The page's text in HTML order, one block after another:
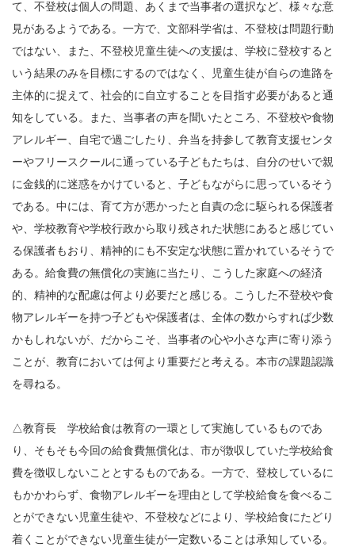
て、不登校は個人の問題、あくまで当事者の選択など、様々な意
見があるようである。一方で、文部科学省は、不登校は問題行動
ではない、また、不登校児童生徒への支援は、学校に登校すると
いう結果のみを目標にするのではなく、児童生徒が自らの進路を
主体的に捉えて、社会的に自立することを目指す必要があると通
知をしている。また、当事者の声を聞いたところ、不登校や食物
アレルギー、自宅で過ごしたり、弁当を持参して教育支援センタ
ーやフリースクールに通っている子どもたちは、自分のせいで親
に金銭的に迷惑をかけていると、子どもながらに思っているそう
である。中には、育て方が悪かったと自責の念に駆られる保護者
や、学校教育や学校行政から取り残された状態にあると感じてい
る保護者もおり、精神的にも不安定な状態に置かれているそうで
ある。給食費の無償化の実施に当たり、こうした家庭への経済
的、精神的な配慮は何より必要だと感じる。こうした不登校や食
物アレルギーを持つ子どもや保護者は、全体の数からすれば少数
かもしれないが、だからこそ、当事者の心や小さな声に寄り添う
ことが、教育においては何より重要だと考える。本市の課題認識
を尋ねる。
△教育長 学校給食は教育の一環として実施しているものであ
り、そもそも今回の給食費無償化は、市が徴収していた学校給食
費を徴収しないこととするものである。一方で、登校しているに
もかかわらず、食物アレルギーを理由として学校給食を食べるこ
とができない児童生徒や、不登校などにより、学校給食にたどり
着くことができない児童生徒が一定数いることは承知している。